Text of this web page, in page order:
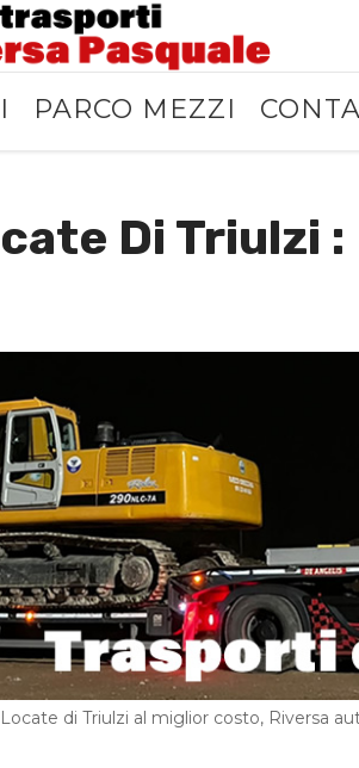
PARCO MEZZI
Di Triulzi :
di Triulzi al miglior costo, Riversa